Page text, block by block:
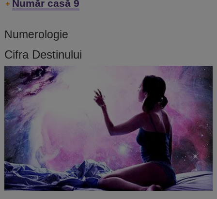
Număr casă 9
Numerologie
Cifra Destinului